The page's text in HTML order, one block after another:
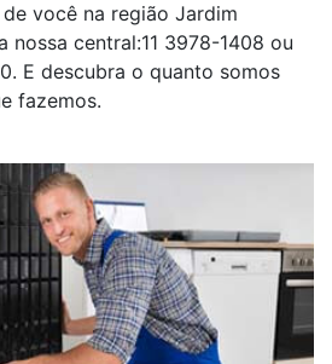
você na região Jardim
nossa central:11 3978-1408 ou
E descubra o quanto somos
fazemos.